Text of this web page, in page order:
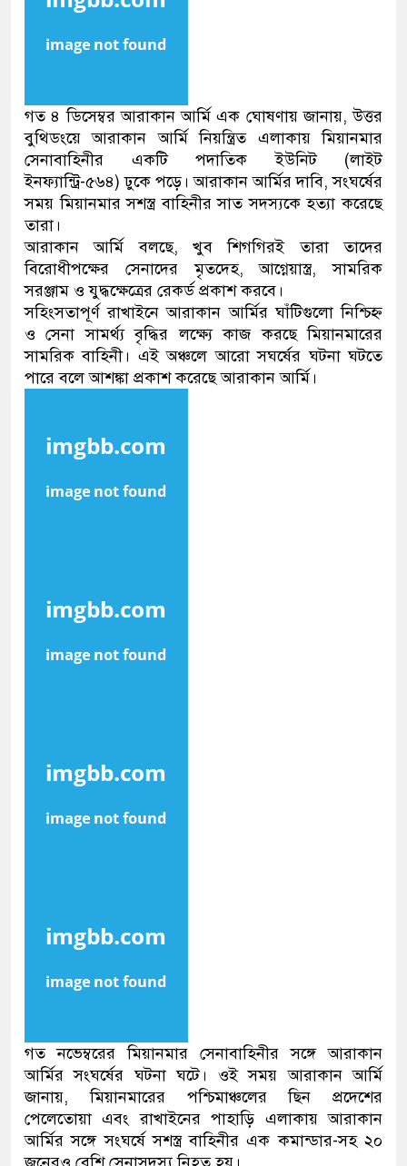
গত ৪ ডিসেম্বর আরাকান আর্মি এক ঘোষণায় জানায়, উত্তর
বুথিডংয়ে আরাকান আর্মি নিয়ন্ত্রিত এলাকায় মিয়ানমার
সেনাবাহিনীর একটি পদাতিক ইউনিট (লাইট
ইনফ্যান্ট্রি-৫৬৪) ঢুকে পড়ে। আরাকান আর্মির দাবি, সংঘর্ষের
সময় মিয়ানমার সশস্ত্র বাহিনীর সাত সদস্যকে হত্যা করেছে
তারা।
আরাকান আর্মি বলছে, খুব শিগগিরই তারা তাদের
বিরোধীপক্ষের সেনাদের মৃতদেহ, আগ্নেয়াস্ত্র, সামরিক
সরঞ্জাম ও যুদ্ধক্ষেত্রের রেকর্ড প্রকাশ করবে।
সহিংসতাপূর্ণ রাখাইনে আরাকান আর্মির ঘাঁটিগুলো নিশ্চিহ্ন
ও সেনা সামর্থ্য বৃদ্ধির লক্ষ্যে কাজ করছে মিয়ানমারের
সামরিক বাহিনী। এই অঞ্চলে আরো সঘর্ষের ঘটনা ঘটতে
পারে বলে আশঙ্কা প্রকাশ করেছে আরাকান আর্মি।
গত নভেম্বরের মিয়ানমার সেনাবাহিনীর সঙ্গে আরাকান
আর্মির সংঘর্ষের ঘটনা ঘটে। ওই সময় আরাকান আর্মি
জানায়, মিয়ানমারের পশ্চিমাঞ্চলের ছিন প্রদেশের
পেলেতোয়া এবং রাখাইনের পাহাড়ি এলাকায় আরাকান
আর্মির সঙ্গে সংঘর্ষে সশস্ত্র বাহিনীর এক কমান্ডার-সহ ২০